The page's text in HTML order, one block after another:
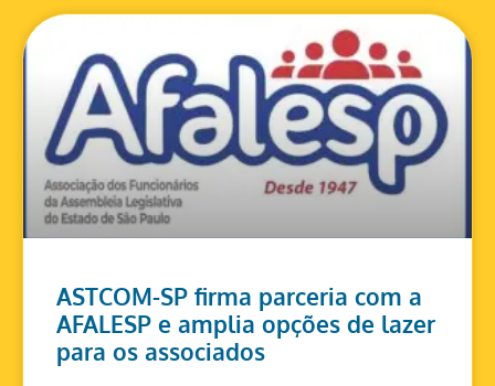
ASTCOM-SP firma parceria com a
AFALESP e amplia opções de lazer
para os associados